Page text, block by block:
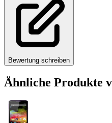
Bewertung schreiben
Ähnliche Produkte